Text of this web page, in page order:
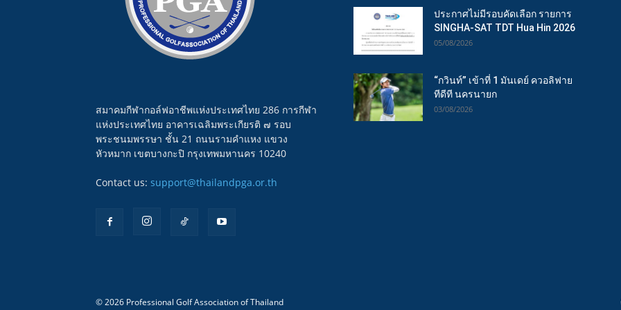
สมาคมกีฬากอล์ฟอาชีพแห่งประเทศไทย 286 การกีฬา
แห่งประเทศไทย อาคารเฉลิมพระเกียรติ ๗ รอบ
พระชนมพรรษา ชั้น 21 ถนนรามคำแหง แขวง
หัวหมาก เขตบางกะปิ กรุงเทพมหานคร 10240
Contact us: support@thailandpga.or.th
ประกาศไม่มีรอบคัดเลือก รายการ
SINGHA-SAT TDT Hua Hin 2026
05/08/2026
“กวินท์” เข้าที่ 1 มันเดย์ ควอลิฟาย
ทีดีที นครนายก
03/08/2026
© 2026 Professional Golf Association of Thailand